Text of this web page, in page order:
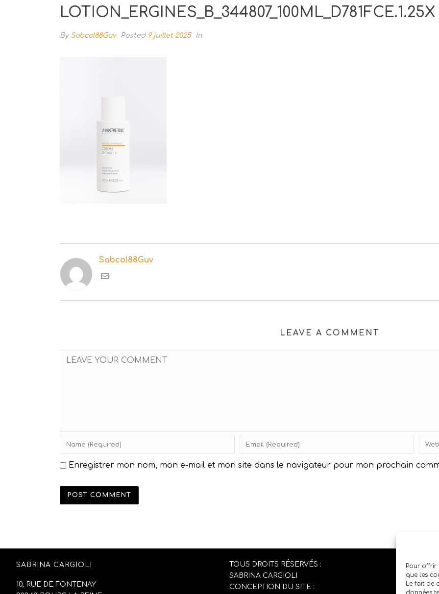
Pour offrir
que les
Le fait de
données
LOTION_ERGINES_B_344807_100ML_D781FCE.1.25X
By Sabcol88Guv Posted 9 juillet 2025 In
Sabcol88Guv
LEAVE A COMMENT
Enregistrer mon nom, mon e-mail et mon site dans le navigateur pour mon prochain
SABRINA CARGIOLI
10, RUE DE FONTENAY
TOUS DROITS RÉSERVÉS :
SABRINA CARGIOLI
CONCEPTION DU SITE :